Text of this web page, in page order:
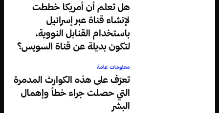
هل تعلم أن أمريكا خططت
لإنشاء قناة عبر إسرائيل
باستخدام القنابل النووية،
لتكون بديلة عن قناة السويس؟
معلومات عامة
تعرّف على هذه الكوارث المدمرة
التي حصلت جراء خطأ وإهمال
البشر